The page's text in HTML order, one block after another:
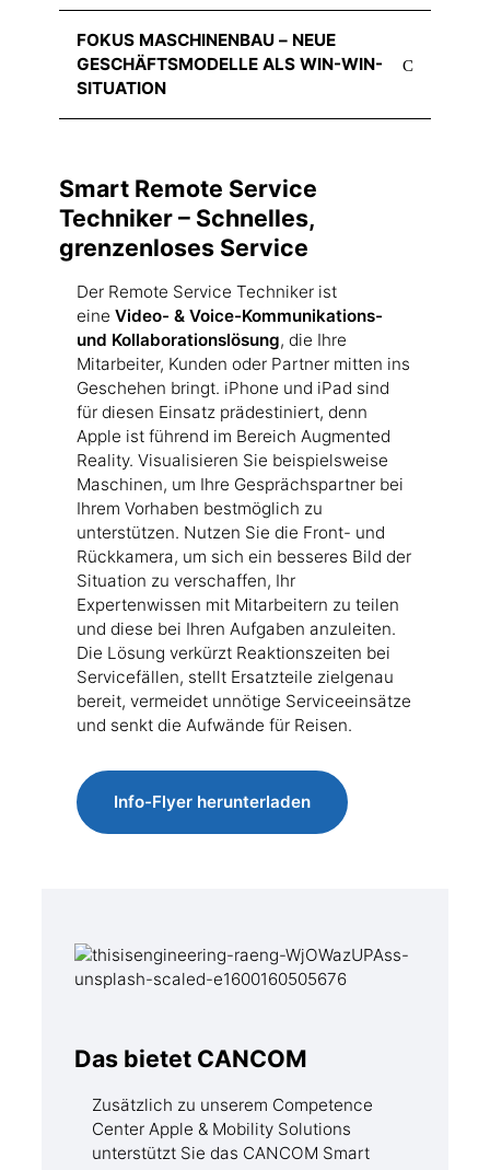
Im Produktionsbetrieb stehen Ihnen neue
Datenquellen zur Verfügung, die ein
schnelles Eingreifen und Anpassen
augenblicklich reagieren und
Wartungsintervalle präziser planen
können. Mit der Unterstützung von smarten
Devices wie iPhone oder iPad werden
Wartungseinsätze mit firmenexternen
Spezialisten vereinfacht. Intelligente Apps
leiten Ihre Mitarbeiter via Video-Call und
Augmented Reality bei der Fehlerbehebung
an und helfen dabei, Ihre
Gesamtanlageneffektivität zu optimieren.
FOKUS MASCHINENBAU – NEUE
GESCHÄFTSMODELLE ALS WIN-WIN-
SITUATION
einen tiefen Einblick zur Performance.
Dadurch schaffen Sie einen neuen Zugang
zu Ihren Endkunden: So können Sie
iPhone oder iPad kreieren, um
Maschinenstatus zu visualisieren und aktiv
Services wie Wartungen oder
Ersatzteilbestellungen anbieten. Sie
erweitern nicht nur Ihr Wertangebot,
sondern unterstützen Ihre Kunden laufend
bei der Erhöhung der
Gesamtanlageneffektivität.
Smart Remote Service
Techniker – Schnelles,
grenzenloses Service
Der Remote Service Techniker ist
eine Video- & Voice-Kommunikations-
und Kollaborationslösung, die Ihre
Mitarbeiter, Kunden oder Partner mitten ins
Geschehen bringt. iPhone und iPad sind
für diesen Einsatz prädestiniert, denn
Apple ist führend im Bereich Augmented
Reality. Visualisieren Sie beispielsweise
Maschinen, um Ihre Gesprächspartner bei
Ihrem Vorhaben bestmöglich zu
unterstützen. Nutzen Sie die Front- und
Rückkamera, um sich ein besseres Bild der
Situation zu verschaffen, Ihr
Expertenwissen mit Mitarbeitern zu teilen
und diese bei Ihren Aufgaben anzuleiten.
Die Lösung verkürzt Reaktionszeiten bei
Servicefällen, stellt Ersatzteile zielgenau
bereit, vermeidet unnötige Serviceeinsätze
und senkt die Aufwände für Reisen.
Info-Flyer herunterladen
Das bietet CANCOM
Zusätzlich zu unserem Competence
Center Apple & Mobility Solutions
unterstützt Sie das CANCOM Smart